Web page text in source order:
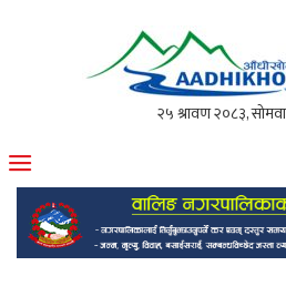
मोफसलकै लोकप्रिय अनलाइन पत्रिका